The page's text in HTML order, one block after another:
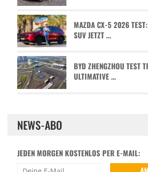
MAZDA CX-5 2026
SUV JETZT …
BYD ZHENGZHOU TEST
ULTIMATIVE …
NEWS-ABO
JEDEN MORGEN KOSTENLOS PER E-MAIL: